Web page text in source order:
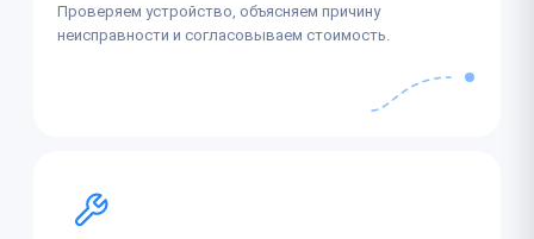
Проверяем устройство, объясняем причину
неисправности и согласовываем стоимость.